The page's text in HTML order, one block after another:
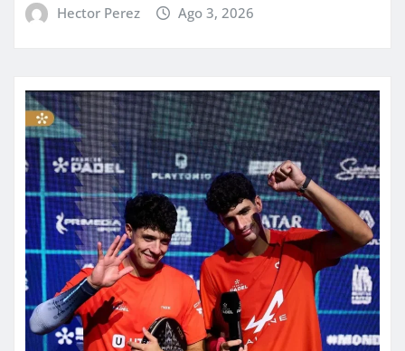
Hector Perez Ago 3, 2026